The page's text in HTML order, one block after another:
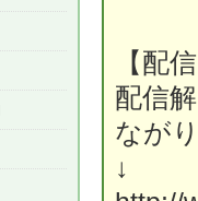
【配
配信
なが
↓